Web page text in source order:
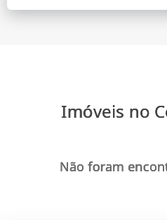
Imóveis no
Não foram